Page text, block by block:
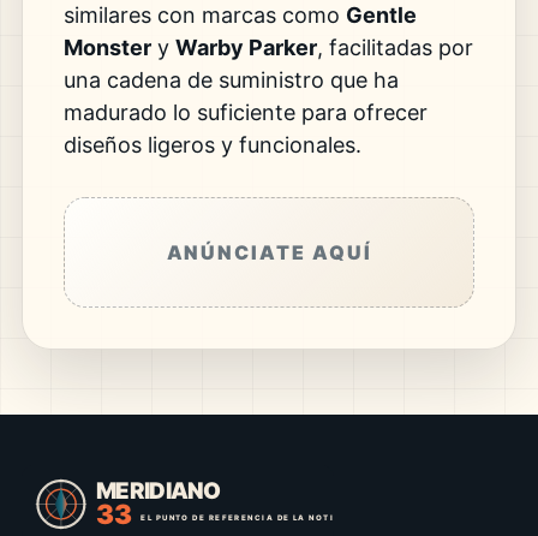
similares con marcas como Gentle
Monstery Warby Parker, facilitadas por
una cadena de suministro que ha
madurado lo suficiente para ofrecer
diseños ligeros y funcionales.
ANÚNCIATE AQUÍ